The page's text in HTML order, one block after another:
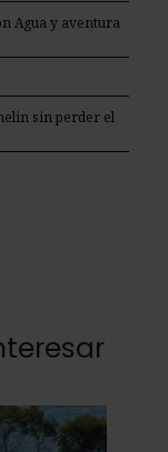
Agua y aventura
sin perder el